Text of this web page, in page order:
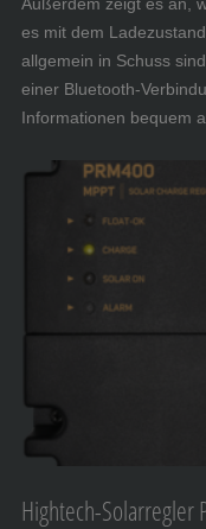
Außerdem zeigt es an,
es mit dem
allgemein in Schuss
einer Bluetooth-
Informationen bequem
Hightech-Solarregler